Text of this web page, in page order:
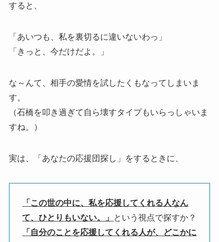
すると、
「あいつも、私を裏切るに違いないわっ」
「きっと、今だけだよ。」
な～んて、相手の愛情を試したくもなってしまいま
す。
（石橋を叩き過ぎて自ら壊すタイプもいらっしゃいま
すね。）
実は、「あなたの応援団探し」をするときに、
「この世の中に、私を応援してくれる人なん
て、ひとりもいない。」
という視点で探すか？
「自分のことを応援してくれる人が、どこかに